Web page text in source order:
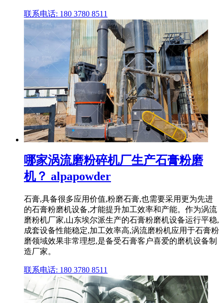
联系电话: 180 3780 8511
哪家涡流磨粉碎机厂生产石膏粉磨
机？ alpapowder
石膏,具备很多应用价值,粉磨石膏,也需要采用更为先进
的石膏粉磨机设备,才能提升加工效率和产能。作为涡流
磨粉机厂家,山东埃尔派生产的石膏粉磨机设备运行平稳,
成套设备性能稳定,加工效率高,涡流磨粉机应用于石膏粉
磨领域效果非常理想,是备受石膏客户喜爱的磨机设备制
造厂家。
联系电话: 180 3780 8511